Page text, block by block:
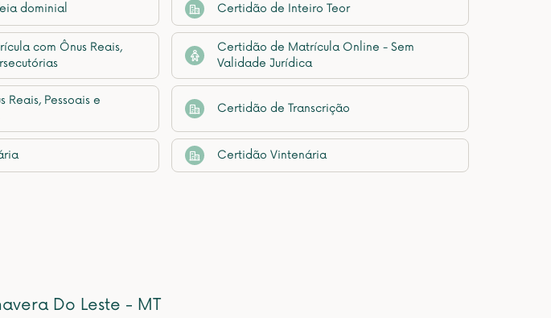
dominial Certidão de Inteiro Teor
com Ônus Reais,
Certidão de Matrícula Online - Sem
Validade Jurídica
Reais, Pessoais e
Certidão de Transcrição
Certidão Vintenária
Do Leste - MT